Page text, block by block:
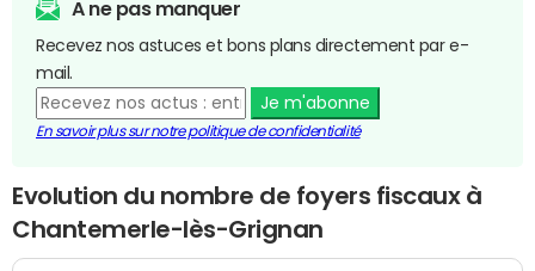
A ne pas manquer
Recevez nos astuces et bons plans directement par e-
mail.
Je m'abonne
En savoir plus sur notre politique de confidentialité
Evolution du nombre de foyers fiscaux à
Chantemerle-lès-Grignan